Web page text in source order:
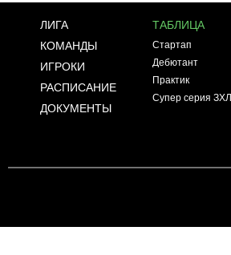
ЛИГА
КОМАНДЫ
ТАБЛИЦА
Стартап
Дебютант
Практик
Супер серия ЗХЛ
ИГРОКИ
РАСПИСАНИЕ
ДОКУМЕНТЫ